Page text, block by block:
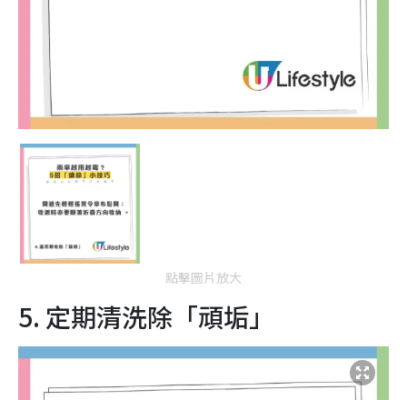
點擊圖片放大
5. 定期清洗除「頑垢」